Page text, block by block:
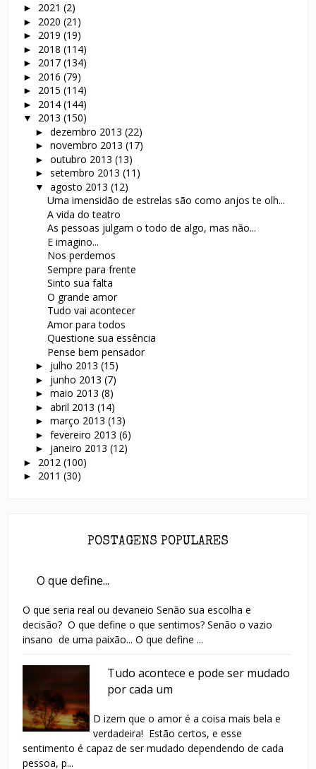
► 2021(2)
► 2020(21)
► 2019(19)
► 2018(114)
► 2017(134)
► 2016(79)
► 2015(114)
► 2014(144)
▼ 2013(150)
► dezembro 2013 (22)
► novembro 2013 (17)
► outubro 2013 (13)
► setembro 2013 (11)
▼ agosto 2013 (12)
Uma imensidão de estrelas são como anjos te olh...
A vida do teatro
As pessoas julgam o todo de algo, mas não...
E imagino...
Nos perdemos
Sempre para frente
Sinto sua falta
O grande amor
Tudo vai acontecer
Amor para todos
Questione sua essência
Pense bem pensador
► julho 2013 (15)
► junho 2013 (7)
► maio 2013 (8)
► abril 2013 (14)
► março 2013 (13)
► fevereiro 2013 (6)
► janeiro 2013 (12)
► 2012(100)
► 2011(30)
POSTAGENS POPULARES
O que define...
O que seria real ou devaneio Senão sua escolha e
decisão? O que define o que sentimos? Senão o vazio
insano de uma paixão... O que define ...
Tudo acontece e pode ser mudado
por cada um
D izem que o amor é a coisa mais bela e
verdadeira! Estão certos, e esse
sentimento é capaz de ser mudado dependendo de cada
pessoa, p...